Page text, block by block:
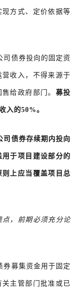
方式、定价依据等
司债券投向的固定资
收入，不得来源于
给政府部门。 募投
入的50%。
司债券存续期内投向
于项目建设部分的
上应当覆盖项目总
，前期必须充分论
券募集资金用于固定
主管部门批准或已